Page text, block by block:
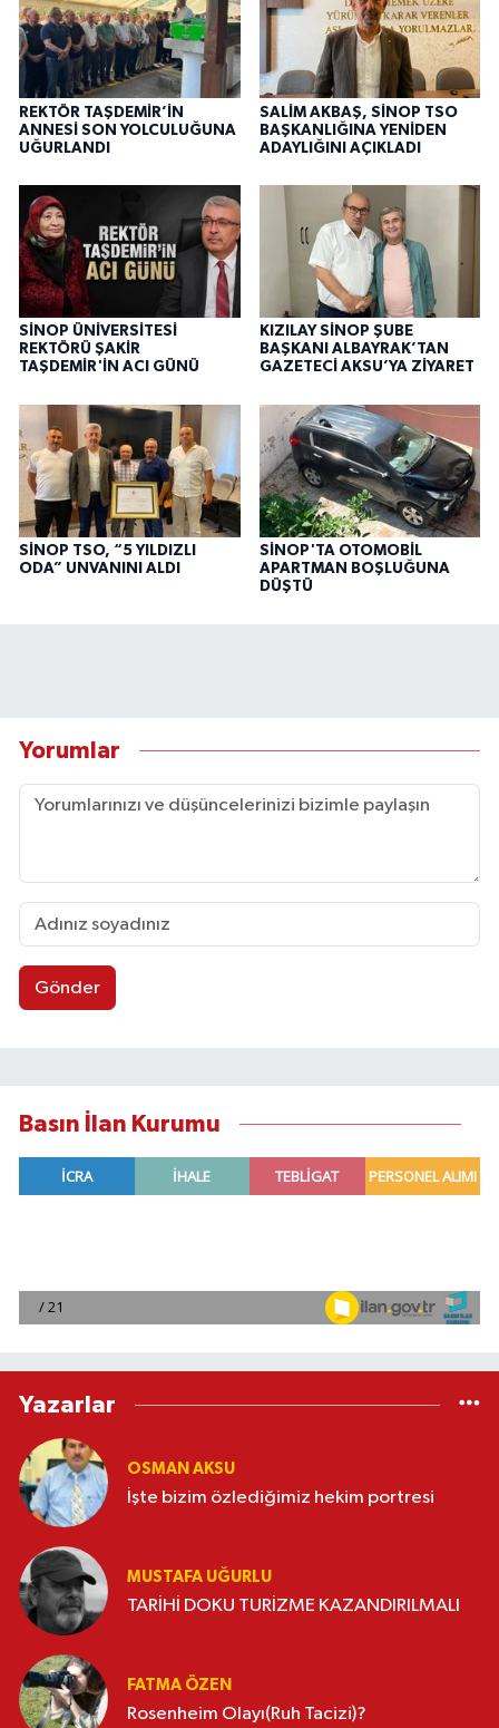
REKTÖR TAŞDEMİR’İN
ANNESİ SON YOLCULUĞUNA
UĞURLANDI
SALİM AKBAŞ, SİNOP TSO
BAŞKANLIĞINA YENİDEN
ADAYLIĞINI AÇIKLADI
SİNOP ÜNİVERSİTESİ
REKTÖRÜ ŞAKİR
TAŞDEMİR'İN ACI GÜNÜ
KIZILAY SİNOP ŞUBE
BAŞKANI ALBAYRAK’TAN
GAZETECİ AKSU’YA ZİYARET
SİNOP TSO, “5 YILDIZLI
ODA” UNVANINI ALDI
SİNOP'TA OTOMOBİL
APARTMAN BOŞLUĞUNA
DÜŞTÜ
Yorumlar
Gönder
Basın İlan Kurumu
Yazarlar
OSMAN AKSU
İşte bizim özlediğimiz hekim portresi
MUSTAFA UĞURLU
TARİHİ DOKU TURİZME KAZANDIRILMALI
FATMA ÖZEN
Rosenheim Olayı(Ruh Tacizi)?